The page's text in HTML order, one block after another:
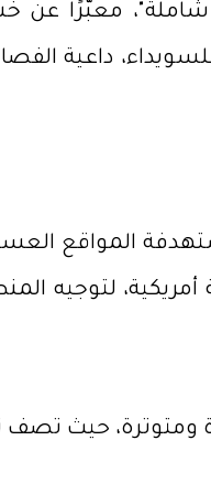
شاملة"، معبّرًا
داعية
المواقع
لتوجيه
ومتوترة، حيث